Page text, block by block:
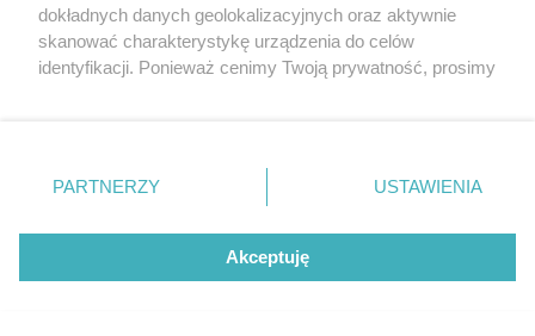
dokładnych danych geolokalizacyjnych oraz aktywnie
skanować charakterystykę urządzenia do celów
identyfikacji. Ponieważ cenimy Twoją prywatność, prosimy
prywatności znajdujący się w lewym dolnym rogu strony
. Niektóre rodzaje przetwarzania danych nie wymagają
takiemu przetwarzaniu. Preferencje będą miały
zastosowania tylko na tej witrynie.
PARTNERZY USTAWIENIA
Akceptuję